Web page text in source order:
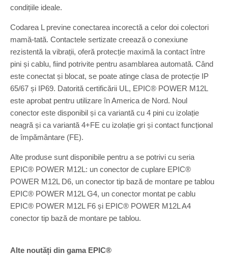
condițiile ideale.
Codarea L previne conectarea incorectă a celor doi colectori
mamă-tată. Contactele sertizate creează o conexiune
rezistentă la vibrații, oferă protecție maximă la contact între
pini și cablu, fiind potrivite pentru asamblarea automată. Când
este conectat și blocat, se poate atinge clasa de protecție IP
65/67 și IP69. Datorită certificării UL, EPIC® POWER M12L
este aprobat pentru utilizare în America de Nord. Noul
conector este disponibil și ca variantă cu 4 pini cu izolație
neagră și ca variantă 4+FE cu izolație gri și contact funcțional
de împământare (FE).
Alte produse sunt disponibile pentru a se potrivi cu seria
EPIC® POWER M12L: un conector de cuplare EPIC®
POWER M12L D6, un conector tip bază de montare pe tablou
EPIC® POWER M12L G4, un conector montat pe cablu
EPIC® POWER M12L F6 și EPIC® POWER M12L A4
conector tip bază de montare pe tablou.
Alte noutăți din gama EPIC®